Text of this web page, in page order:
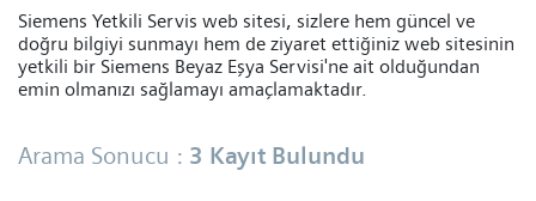
Siemens Yetkili Servis web sitesi, sizlere hem güncel ve
doğru bilgiyi sunmayı hem de ziyaret ettiğiniz web sitesinin
yetkili bir Siemens Beyaz Eşya Servisi'ne ait olduğundan
emin olmanızı sağlamayı amaçlamaktadır.
Arama Sonucu : 3 Kayıt Bulundu